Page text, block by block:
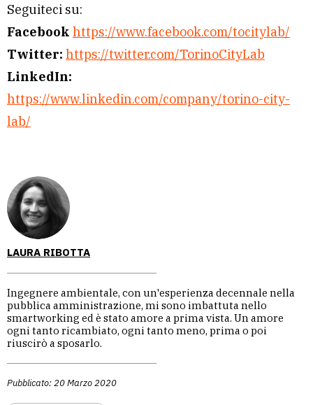
LAURA RIBOTTA
Ingegnere ambientale, con un'esperienza decennale nella
pubblica amministrazione, mi sono imbattuta nello
smartworking ed è stato amore a prima vista. Un amore
ogni tanto ricambiato, ogni tanto meno, prima o poi
riuscirò a sposarlo.
Pubblicato: 20 Marzo 2020
Seguiteci su:
Facebook https://www.facebook.com/tocitylab/
Twitter: https://twitter.com/TorinoCityLab
LinkedIn:
https://www.linkedin.com/company/torino-city-
lab/